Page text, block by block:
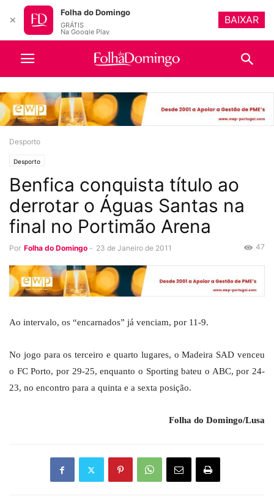
Desporto
Desporto
Benfica conquista título ao
derrotar o Águas Santas na
final no Portimão Arena
Por Folha do Domingo - 23 de Janeiro de 2011 47
Ao intervalo, os “encarnados” já venciam, por 11-9.
No jogo para os terceiro e quarto lugares, o Madeira SAD venceu
o FC Porto, por 29-25, enquanto o Sporting bateu o ABC, por 24-
23, no encontro para a quinta e a sexta posição.
Folha do Domingo/Lusa
✕
Folha do Domingo
GRÁTIS
Na Google Play
BAIXAR